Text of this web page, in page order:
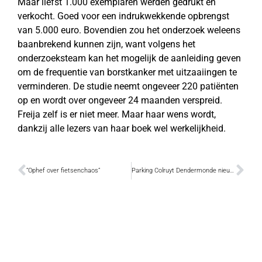
Maar liefst 1.000 exemplaren werden gedrukt én
verkocht. Goed voor een indrukwekkende opbrengst
van 5.000 euro. Bovendien zou het onderzoek weleens
baanbrekend kunnen zijn, want volgens het
onderzoeksteam kan het mogelijk de aanleiding geven
om de frequentie van borstkanker met uitzaaiingen te
verminderen. De studie neemt ongeveer 220 patiënten
op en wordt over ongeveer 24 maanden verspreid.
Freija zelf is er niet meer. Maar haar wens wordt,
dankzij alle lezers van haar boek wel werkelijkheid.
“Ophef over fietsenchaos” Parking Colruyt Dendermonde nieuwe locatie voor Boulevart